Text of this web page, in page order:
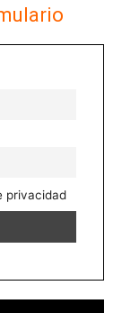
privacidad